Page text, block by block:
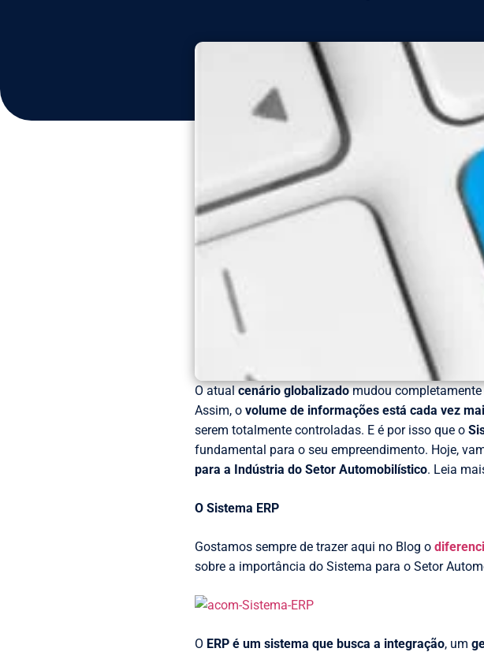
O atualcenário globalizadomudou completamente
Assim, o volume de informações está cada vez
serem totalmente controladas. E é por isso que o
fundamental para o seu empreendimento. Hoje,
para a Indústria do Setor Automobilístico. Leia
O Sistema ERP
Gostamos sempre de trazer aqui no Blog o
sobre a importância do Sistema para o Setor
O ERP é um sistema que busca a integração, um